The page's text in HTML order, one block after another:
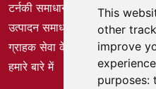
This
other
improve
purposes:
टर्नकी समाधान
उत्पादन समाधान
ग्राहक सेवा केंद्र
हमारे बारे में